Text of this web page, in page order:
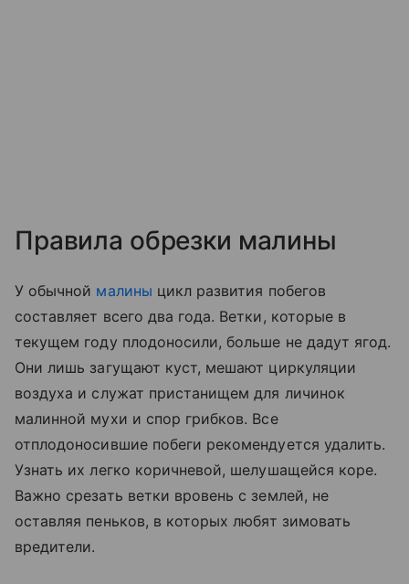
Правила обрезки малины
У обычной малины цикл развития побегов
составляет всего два года. Ветки, которые в
текущем году плодоносили, больше не дадут ягод.
Они лишь загущают куст, мешают циркуляции
воздуха и служат пристанищем для личинок
малинной мухи и спор грибков. Все
отплодоносившие побеги рекомендуется удалить.
Узнать их легко коричневой, шелушащейся коре.
Важно срезать ветки вровень с землей, не
оставляя пеньков, в которых любят зимовать
вредители.